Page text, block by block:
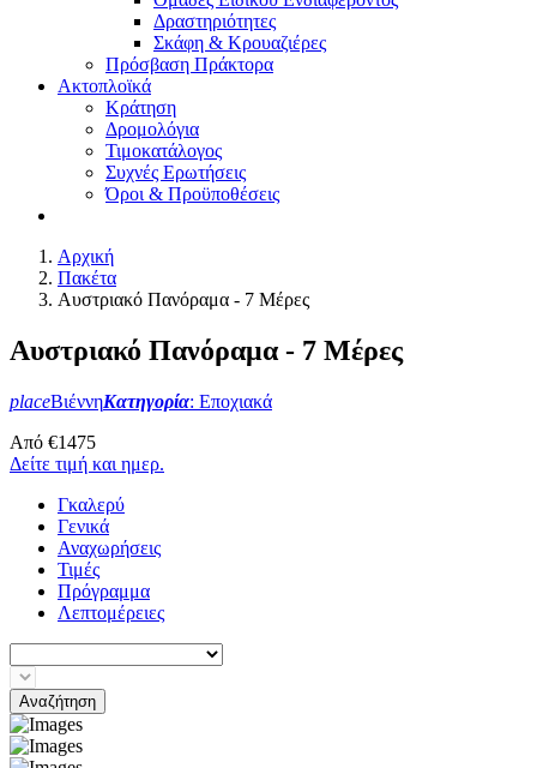
Δραστηριότητες
Σκάφη & Kρουαζιέρες
Πρόσβαση Πράκτορα
Ακτοπλοϊκά
Κράτηση
Δρομολόγια
Τιμοκατάλογος
Συχνές Ερωτήσεις
Όροι & Προϋποθέσεις
Αρχική
Πακέτα
Αυστριακό Πανόραμα - 7 Μέρες
Αυστριακό Πανόραμα - 7 Μέρες
placeΒιέννηΚατηγορία: Εποχιακά
Από €1475
Δείτε τιμή και ημερ.
Γκαλερύ
Γενικά
Αναχωρήσεις
Τιμές
Πρόγραμμα
Λεπτομέρειες
Αναζήτηση